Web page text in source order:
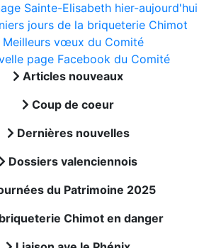
Sainte-Elisabeth hier-aujourd'hui
jours de la briqueterie Chimot
Meilleurs vœux du Comité
page Facebook du Comité
Articles nouveaux
Coup de coeur
Dernières nouvelles
Dossiers valenciennois
du Patrimoine 2025
Chimot en danger